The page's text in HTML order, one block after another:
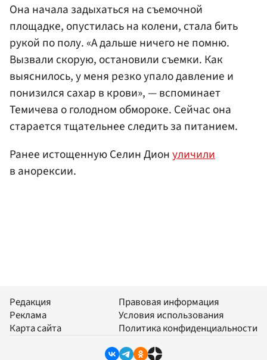
Она начала задыхаться на съемочной
площадке, опустилась на колени, стала бить
рукой по полу. «А дальше ничего не помню.
Вызвали скорую, остановили съемки. Как
выяснилось, у меня резко упало давление и
понизился сахар в крови», — вспоминает
Темичева о голодном обмороке. Сейчас она
старается тщательнее следить за питанием.
Ранее истощенную Селин Дионуличили
в анорексии.
Редакция
Реклама
Карта сайта
Правовая информация
Условия использования
Политика конфиденциальности